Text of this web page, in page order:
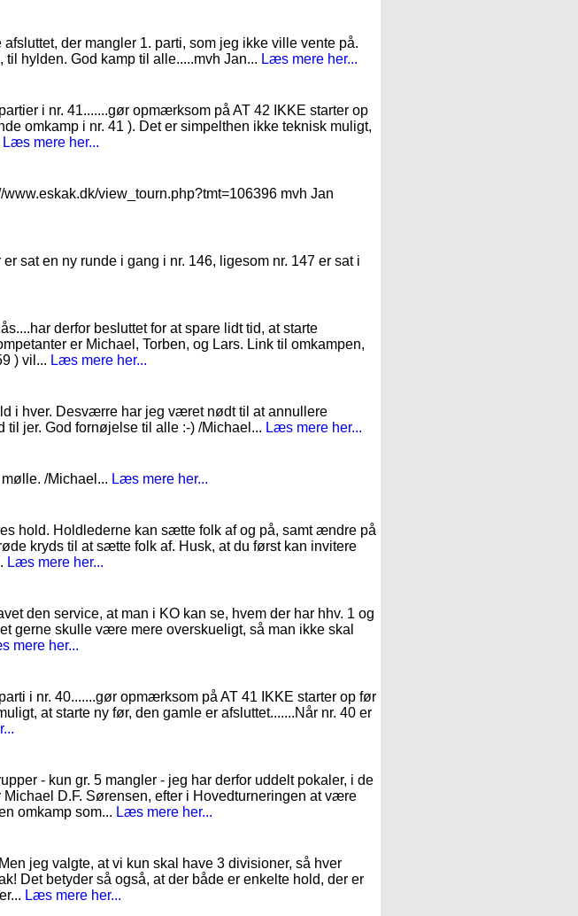
der mangler 1. parti, som jeg ikke ville vente på.
hylden. God kamp til alle.....mvh Jan... Læs mere her...
i nr. 41.......gør opmærksom på AT 42 IKKE starter op
omkamp i nr. 41 ). Det er simpelthen ikke teknisk muligt,
Læs mere her...
view_tourn.php?tmt=106396 mvh Jan
sat en ny runde i gang i nr. 146, ligesom nr. 147 er sat i
derfor besluttet for at spare lidt tid, at starte
er Michael, Torben, og Lars. Link til omkampen,
) vil... Læs mere her...
i hver. Desværre har jeg været nødt til at annullere
jer. God fornøjelse til alle :-) /Michael... Læs mere her...
/Michael... Læs mere her...
hold. Holdlederne kan sætte folk af og på, samt ændre på
kryds til at sætte folk af. Husk, at du først kan invitere
Læs mere her...
den service, at man i KO kan se, hvem der har hhv. 1 og
gerne skulle være mere overskueligt, så man ikke skal
mere her...
i nr. 40.......gør opmærksom på AT 41 IKKE starter op før
at starte ny før, den gamle er afsluttet.......Når nr. 40 er
- kun gr. 5 mangler - jeg har derfor uddelt pokaler, i de
D.F. Sørensen, efter i Hovedturneringen at være
omkamp som... Læs mere her...
jeg valgte, at vi kun skal have 3 divisioner, så hver
Det betyder så også, at der både er enkelte hold, der er
Læs mere her...